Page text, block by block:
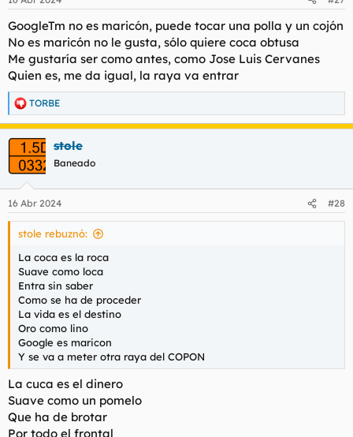
e
:
GoogleTm no es maricón, puede tocar una polla y un cojón
No es maricón no le gusta, sólo quiere coca obtusa
Me gustaría ser como antes, como Jose Luis Cervanes
Quien es, me da igual, la raya va entrar
R
e
a
c
i
e
s
TORBE
stole
Baneado
16 Abr 2024 #28
stole rebuznó:
La coca es la roca
Suave como loca
Entra sin saber
Como se ha de proceder
La vida es el destino
Oro como lino
Google es maricon
Y se va a meter otra raya del COPON
La cuca es el dinero
Suave como un pomelo
Que ha de brotar
Por todo el frontal